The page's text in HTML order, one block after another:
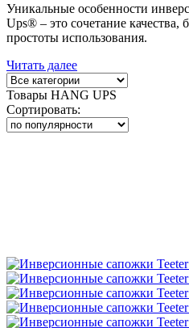
Уникальные особенности
Ups® – это сочетание качества,
простоты использования.
Читать далее
Товары HANG UPS
Сортировать: